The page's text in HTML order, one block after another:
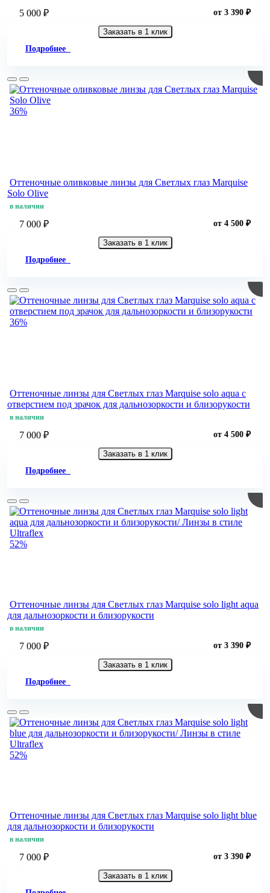
5 000 ₽ от 3 390 ₽
Заказать в 1 клик
Подробнее
36%
Оттеночные оливковые линзы для Светлых глаз Marquise
Solo Olive
в наличии
7 000 ₽ от 4 500 ₽
Заказать в 1 клик
Подробнее
36%
Оттеночные линзы для Светлых глаз Marquise solo aqua с
отверстием под зрачок для дальнозоркости и близорукости
в наличии
7 000 ₽ от 4 500 ₽
Заказать в 1 клик
Подробнее
52%
Оттеночные линзы для Светлых глаз Marquise solo light aqua
для дальнозоркости и близорукости
в наличии
7 000 ₽ от 3 390 ₽
Заказать в 1 клик
Подробнее
52%
Оттеночные линзы для Светлых глаз Marquise solo light blue
для дальнозоркости и близорукости
в наличии
7 000 ₽ от 3 390 ₽
Заказать в 1 клик